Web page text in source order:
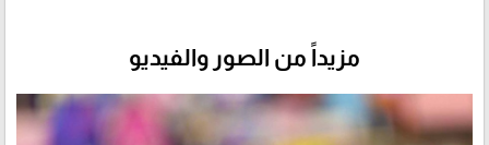
مزيداً من الصور والفيديو